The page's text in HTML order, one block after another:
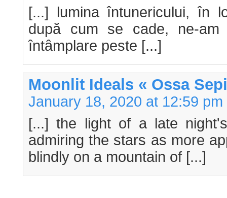
[...] lumina întunericului, în
după cum se cade, ne-
întâmplare peste [...]
Moonlit Ideals « Ossa
January 18, 2020 at 12:59 pm
[...] the light of a late
admiring the stars as more
blindly on a mountain of [...]